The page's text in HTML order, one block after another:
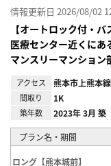
情報更新日 2026/08/02
【オートロック付・
医療センター近くに
マンスリーマンション
アクセス 熊本市上熊本
間取り 1K
築年数 2023年 3月 築
プラン名・期間
ロング【熊本城前】